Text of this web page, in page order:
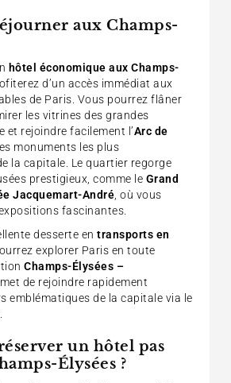
aux Champs-
hôtel économique aux Champs-
d’un accès immédiat aux
de Paris. Vous pourrez flâner
les vitrines des grandes
et rejoindre facilement l’Arc de
monuments les plus
la capitale. Le quartier regorge
prestigieux, comme le Grand
Jacquemart-André , où vous
fascinantes.
desserte entransports en
explorer Paris en toute
Champs-Élysées –
de rejoindre rapidement
emblématiques de la capitale via le
un hôtel pas
Élysées ?